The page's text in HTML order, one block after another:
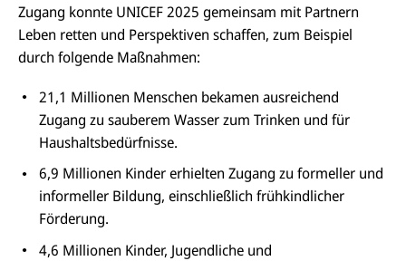
Zugang konnte UNICEF 2025 gemeinsam mit Partnern
Leben retten und Perspektiven schaffen, zum Beispiel
durch folgende Maßnahmen:
21,1 Millionen Menschen bekamen ausreichend
Zugang zu sauberem Wasser zum Trinken und für
Haushaltsbedürfnisse.
6,9 Millionen Kinder erhielten Zugang zu formeller und
informeller Bildung, einschließlich frühkindlicher
Förderung.
4,6 Millionen Kinder, Jugendliche und